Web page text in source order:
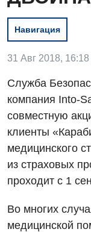
Мероприятия
Интернатура
Энциклопедия
Диагностика
Навигация
31 Авг 2018, 16:18
Служба
компания Into-
совместную
клиенты
медицинского
из страховых
проходит с 1
Во многих
медицинской